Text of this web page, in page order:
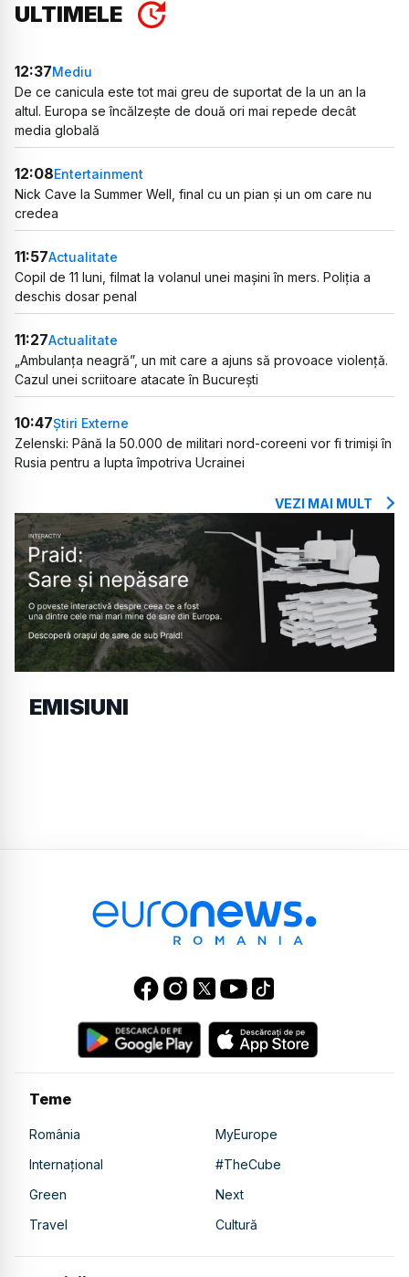
ULTIMELE
12:37Mediu
De ce canicula este tot mai greu de suportat de la un an la
altul. Europa se încălzește de două ori mai repede decât
media globală
12:08Entertainment
Nick Cave la Summer Well, final cu un pian și un om care nu
credea
11:57Actualitate
Copil de 11 luni, filmat la volanul unei mașini în mers. Poliția a
deschis dosar penal
11:27Actualitate
„Ambulanța neagră”, un mit care a ajuns să provoace violență.
Cazul unei scriitoare atacate în București
10:47Știri Externe
Zelenski: Până la 50.000 de militari nord-coreeni vor fi trimiși în
Rusia pentru a lupta împotriva Ucrainei
VEZI MAI MULT
EMISIUNI
Teme
România
MyEurope
Internațional
#TheCube
Green
Next
Travel
Cultură